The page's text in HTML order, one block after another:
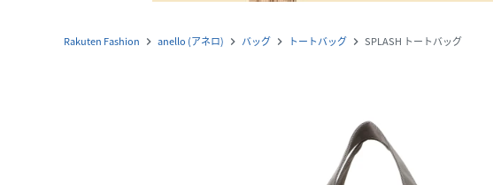
Rakuten Fashion navigate_next anello (アネロ) navigate_next バッグ navigate_next トートバッグ navigate_next SPLASH トートバッグ